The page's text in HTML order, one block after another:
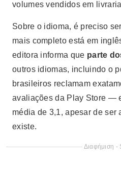
volumes vendidos em
Sobre o idioma, é preciso
mais completo está em
editora informa que parte
outros idiomas, incluindo o
brasileiros reclamam
avaliações da Play Store —
média de 3,1, apesar de ser
existe.
Διαφήμιση -